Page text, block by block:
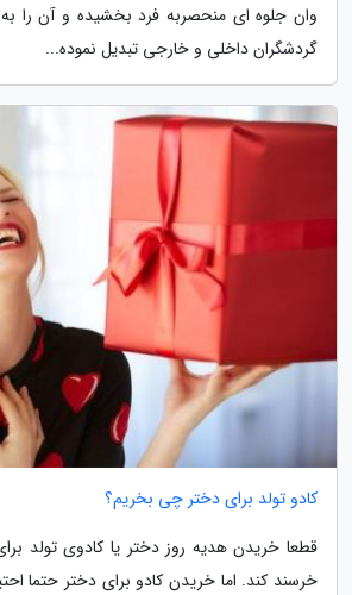
وان جلوه ای منحصربه فرد بخشیده و آن را
گردشگران داخلی و خارجی تبدیل نموده...
کادو تولد برای دختر چی بخریم؟
قطعا خریدن هدیه روز دختر یا کادوی تولد
خرسند کند. اما خریدن کادو برای دختر حتما